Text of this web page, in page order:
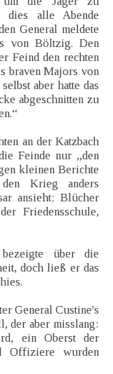
dies alle Abende
General meldete
von Böltzig. Den
Feind den rechten
braven Majors von
aber hatte das
abgeschnitten zu
an der Katzbach
Feinde nur „den
kleinen Berichte
Krieg anders
ansieht; Blücher
Friedensschule,
über die
doch ließ er das
General Custine's
der aber misslang:
ein Oberst der
Offiziere wurden